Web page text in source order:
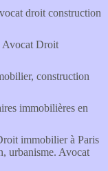
droit construction
Avocat Droit
construction
immobilières en
immobilier à Paris
urbanisme. Avocat